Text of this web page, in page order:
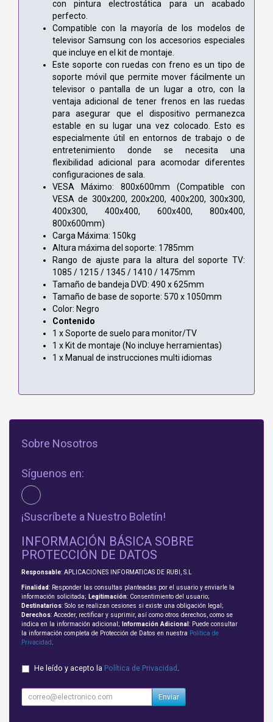
con pintura electrostática para un acabado
perfecto.
Compatible con la mayoría de los modelos de
televisor Samsung con los accesorios especiales
que incluye en el kit de montaje.
Este soporte con ruedas con freno es un tipo de
soporte móvil que permite mover fácilmente un
televisor o pantalla de un lugar a otro, con la
ventaja adicional de tener frenos en las ruedas
para asegurar que el dispositivo permanezca
estable en su lugar una vez colocado. Esto es
especialmente útil en entornos de trabajo o de
entretenimiento donde se necesita una
flexibilidad adicional para acomodar diferentes
configuraciones de sala.
VESA Máximo: 800x600mm (Compatible con
VESA de 300x200, 200x200, 400x200, 300x300,
400x300, 400x400, 600x400, 800x400,
800x600mm)
Carga Máxima: 150kg
Altura máxima del soporte: 1785mm
Rango de ajuste para la altura del soporte TV:
1085 / 1215 / 1345 / 1410 / 1475mm
Tamaño de bandeja DVD: 490 x 625mm
Tamaño de base de soporte: 570 x 1050mm
Color: Negro
Contenido
1 x Soporte de suelo para monitor/TV
1 x Kit de montaje (No incluye herramientas)
1 x Manual de instrucciones multi idiomas
Sobre Nosotros
Síguenos en:
¡Suscríbete a Nuestro Boletín!
INFORMACIÓN BÁSICA SOBRE
PROTECCIÓN DE DATOS
Responsable: APLICACIONES INFORMATICAS DE RUBI, S.L
Finalidad: Responder las consultas planteadas por el usuario y enviarle la
información solicitada; Legitimación: Consentimiento del usuario;
Destinatarios: Solo se realizan cesiones si existe una obligación legal;
Derechos: Acceder, rectificar y suprimir, así como otros derechos, como se
indica en la información adicional;
Información Adicional : Puede consultar
la información completa de Protección de Datos en nuestra Política de
Privacidad
He leído y acepto la Política de Privacidad
Enviar